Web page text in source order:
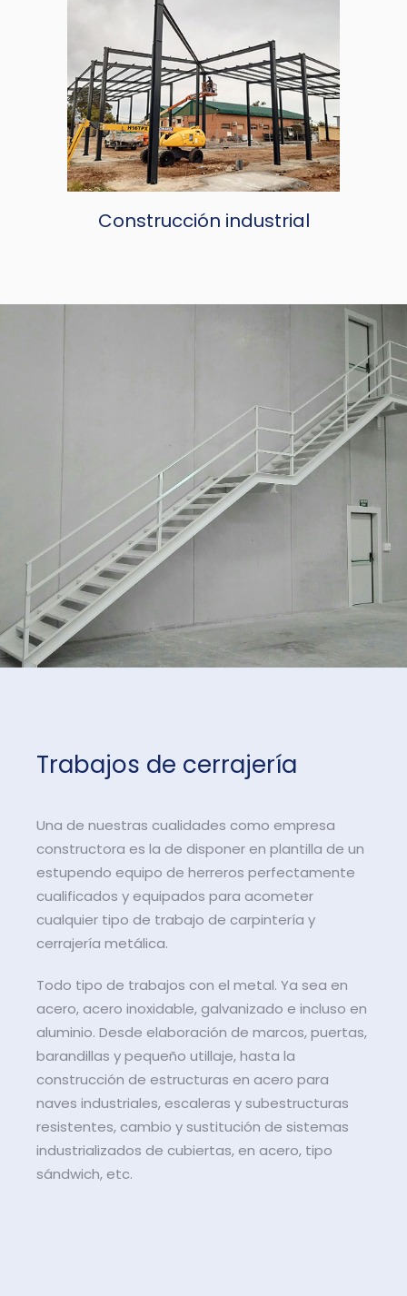
Construcción industrial
Trabajos de cerrajería
Una de nuestras cualidades como empresa
constructora es la de disponer en plantilla de un
estupendo equipo de herreros perfectamente
cualificados y equipados para acometer
cualquier tipo de trabajo de carpintería y
cerrajería metálica.
Todo tipo de trabajos con el metal. Ya sea en
acero, acero inoxidable, galvanizado e incluso en
aluminio. Desde elaboración de marcos, puertas,
barandillas y pequeño utillaje, hasta la
construcción de estructuras en acero para
naves industriales, escaleras y subestructuras
resistentes, cambio y sustitución de sistemas
industrializados de cubiertas, en acero, tipo
sándwich, etc.